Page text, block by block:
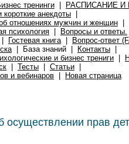
тренинги РАСПИСАНИЕ И
анекдоты
отношениях мужчин и женщин
психология Вопросы и ответы.
Гостевая книга| Вопрос-ответ
| База знаний Контакты
и бизнес трениги
Тесты Статьи
и вебинаров Новая страница
осуществлении прав